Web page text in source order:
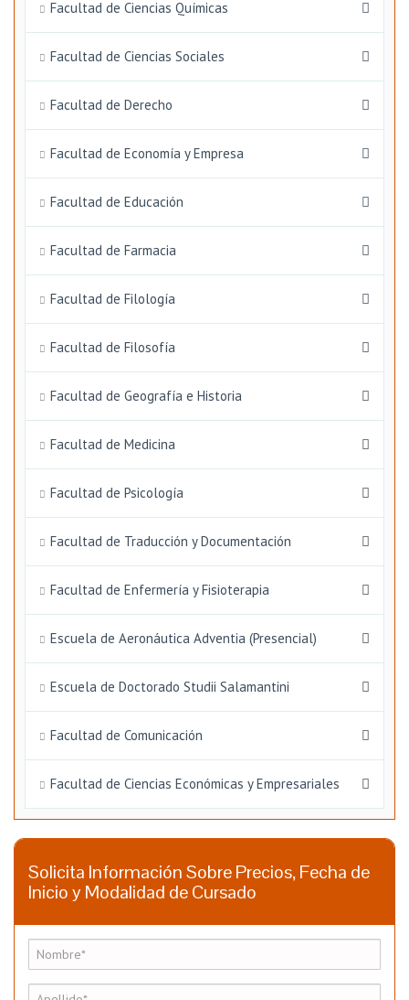
Facultad de Ciencias Químicas
Facultad de Ciencias Sociales
Facultad de Derecho
Facultad de Economía y Empresa
Facultad de Educación
Facultad de Farmacia
Facultad de Filología
Facultad de Filosofía
Facultad de Geografía e Historia
Facultad de Medicina
Facultad de Psicología
Facultad de Traducción y Documentación
Facultad de Enfermería y Fisioterapia
Escuela de Aeronáutica Adventia (Presencial)
Escuela de Doctorado Studii Salamantini
Facultad de Comunicación
Facultad de Ciencias Económicas y Empresariales
Solicita Información Sobre Precios, Fecha de
Inicio y Modalidad de Cursado